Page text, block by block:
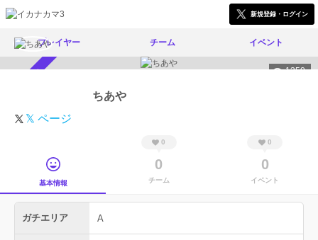
新規登録・ログイン
プレイヤー チーム イベント
1350
ちあや
𝕏 ページ
基本情報
0
0
チーム
0
0
イベント
ガチエリア A